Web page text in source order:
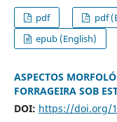
pdf
pdf
epub (English)
ASPECTOS
FORRAGEIRA SOB
DOI: https://doi.org/